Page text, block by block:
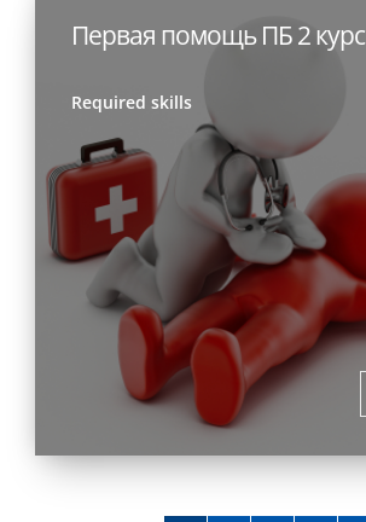
Первая помощь ПБ 2 курс
Required skills